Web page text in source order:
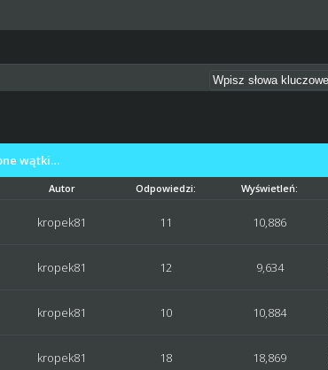
wątki…
Autor Odpowiedzi: Wyświetleń:
kropek81 11 10,886
kropek81 12 9,634
kropek81 10 10,884
kropek81 18 18,869